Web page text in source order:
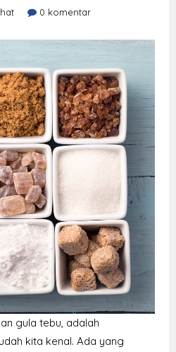
0 komentar
gula tebu, adalah
kita kenal. Ada yang